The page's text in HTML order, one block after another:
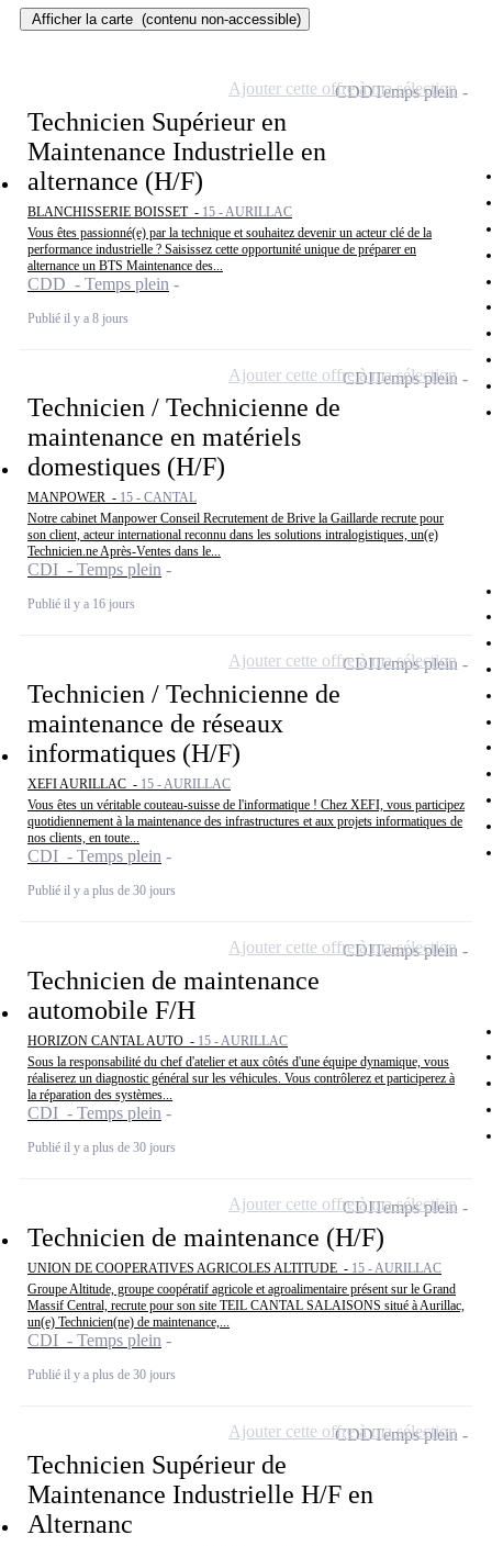
Afficher la carte (contenu non-accessible)
Technicien Supérieur en
Maintenance Industrielle en
alternance (H/F)
BLANCHISSERIE BOISSET - 15 - AURILLAC
Vous êtes passionné(e) par la technique et souhaitez devenir un acteur clé de la
performance industrielle ? Saisissez cette opportunité unique de préparer en
alternance un BTS Maintenance des...
CDD - Temps plein
Publié il y a 8 jours
CDDTemps plein
Ajouter cette offre à ma sélection
Technicien / Technicienne de
maintenance en matériels
domestiques (H/F)
MANPOWER - 15 - CANTAL
Notre cabinet Manpower Conseil Recrutement de Brive la Gaillarde recrute pour
son client, acteur international reconnu dans les solutions intralogistiques, un(e)
Technicien.ne Après-Ventes dans le...
CDI - Temps plein
Publié il y a 16 jours
CDITemps plein
Ajouter cette offre à ma sélection
Technicien / Technicienne de
maintenance de réseaux
informatiques (H/F)
XEFI AURILLAC - 15 - AURILLAC
Vous êtes un véritable couteau-suisse de l'informatique ! Chez XEFI, vous participez
quotidiennement à la maintenance des infrastructures et aux projets informatiques de
nos clients, en toute...
CDI - Temps plein
Publié il y a plus de 30 jours
CDITemps plein
Ajouter cette offre à ma sélection
Technicien de maintenance
automobile F/H
HORIZON CANTAL AUTO - 15 - AURILLAC
Sous la responsabilité du chef d'atelier et aux côtés d'une équipe dynamique, vous
réaliserez un diagnostic général sur les véhicules. Vous contrôlerez et participerez à
la réparation des systèmes...
CDI - Temps plein
Publié il y a plus de 30 jours
CDITemps plein
Ajouter cette offre à ma sélection
Technicien de maintenance (H/F)
UNION DE COOPERATIVES AGRICOLES ALTITUDE - 15 - AURILLAC
Groupe Altitude, groupe coopératif agricole et agroalimentaire présent sur le Grand
Massif Central, recrute pour son site TEIL CANTAL SALAISONS situé à Aurillac,
un(e) Technicien(ne) de maintenance,...
CDI - Temps plein
Publié il y a plus de 30 jours
CDITemps plein
Ajouter cette offre à ma sélection
Technicien Supérieur de
Maintenance Industrielle H/F en
Alternanc
CDDTemps plein
Ajouter cette offre à ma sélection